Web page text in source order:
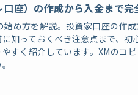
座）の作成から入金まで完
め方を解説。投資家口座の作
知っておくべき注意点まで、初
すく紹介しています。XMのコ